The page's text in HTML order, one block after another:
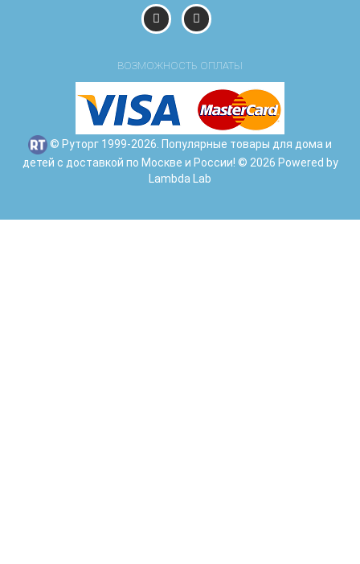
ВОЗМОЖНОСТЬ ОПЛАТЫ
© Руторг 1999-2026. Популярные товары для дома и
детей с доставкой по Москве и России! © 2026 Powered by
Lambda Lab